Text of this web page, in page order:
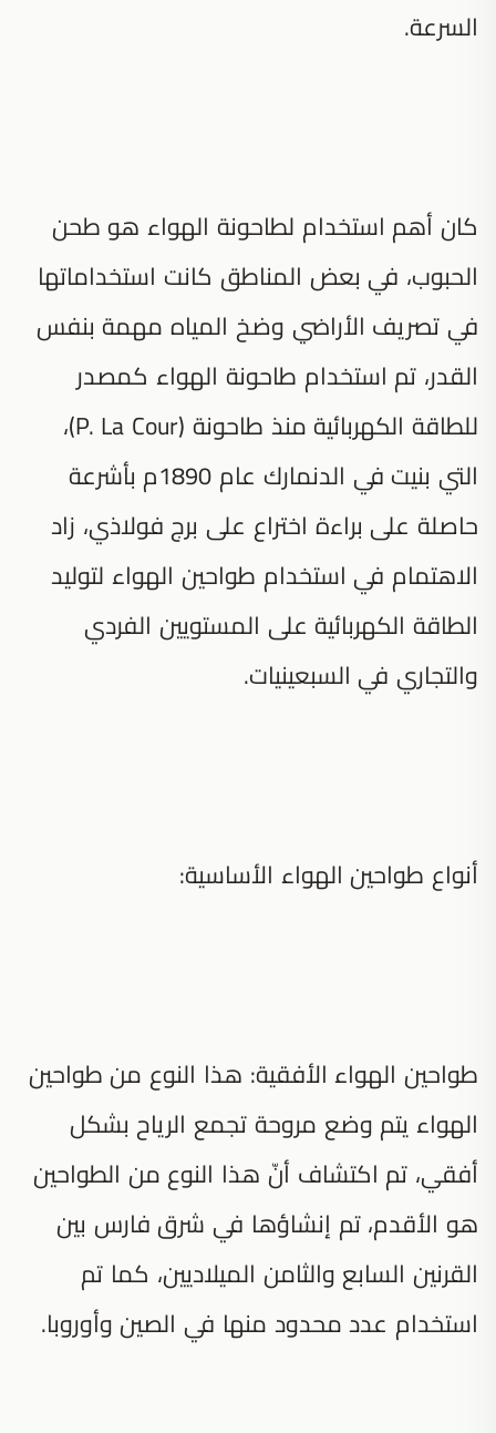
السرعة.
كان أهم استخدام لطاحونة الهواء هو طحن
الحبوب، في بعض المناطق كانت استخداماتها
في تصريف الأراضي وضخ المياه مهمة بنفس
القدر، تم استخدام طاحونة الهواء كمصدر
للطاقة الكهربائية منذ طاحونة (P. La Cour)،
التي بنيت في الدنمارك عام 1890م بأشرعة
حاصلة على براءة اختراع على برج فولاذي، زاد
الاهتمام في استخدام طواحين الهواء لتوليد
الطاقة الكهربائية على المستويين الفردي
والتجاري في السبعينيات.
أنواع طواحين الهواء الأساسية:
طواحين الهواء الأفقية: هذا النوع من طواحين
الهواء يتم وضع مروحة تجمع الرياح بشكل
أفقي، تم اكتشاف أنّ هذا النوع من الطواحين
هو الأقدم، تم إنشاؤها في شرق فارس بين
القرنين السابع والثامن الميلاديين، كما تم
استخدام عدد محدود منها في الصين وأوروبا.